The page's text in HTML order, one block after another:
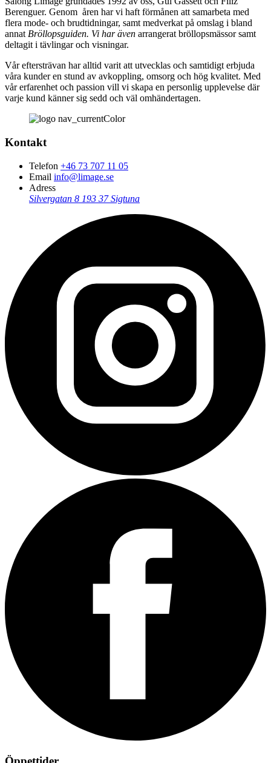
Berenguer. Genom åren har vi haft förmånen att samarbeta med
flera mode- och brudtidningar, samt medverkat på omslag i bland
annat Bröllopsguiden. Vi har även arrangerat bröllopsmässor samt
deltagit i tävlingar och visningar.
Vår eftersträvan har alltid varit att utvecklas och samtidigt erbjuda
våra kunder en stund av avkoppling, omsorg och hög kvalitet. Med
vår erfarenhet och passion vill vi skapa en personlig upplevelse där
varje kund känner sig sedd och väl omhändertagen.
Kontakt
Telefon +46 73 707 11 05
Email info@limage.se
Adress
Silvergatan 8 193 37 Sigtuna